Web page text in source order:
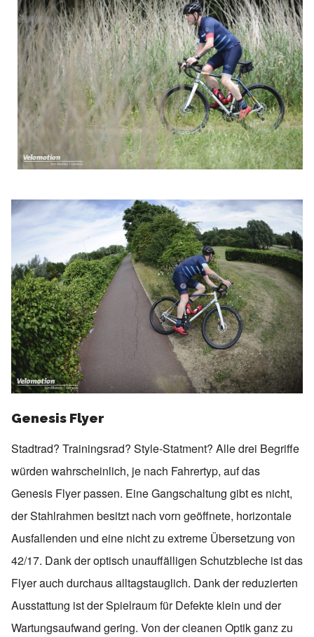
Genesis Flyer
Stadtrad? Trainingsrad? Style-Statment? Alle drei Begriffe
würden wahrscheinlich, je nach Fahrertyp, auf das
Genesis Flyer passen. Eine Gangschaltung gibt es nicht,
der Stahlrahmen besitzt nach vorn geöffnete, horizontale
Ausfallenden und eine nicht zu extreme Übersetzung von
42/17. Dank der optisch unauffälligen Schutzbleche ist das
Flyer auch durchaus alltagstauglich. Dank der reduzierten
Ausstattung ist der Spielraum für Defekte klein und der
Wartungsaufwand gering. Von der cleanen Optik ganz zu